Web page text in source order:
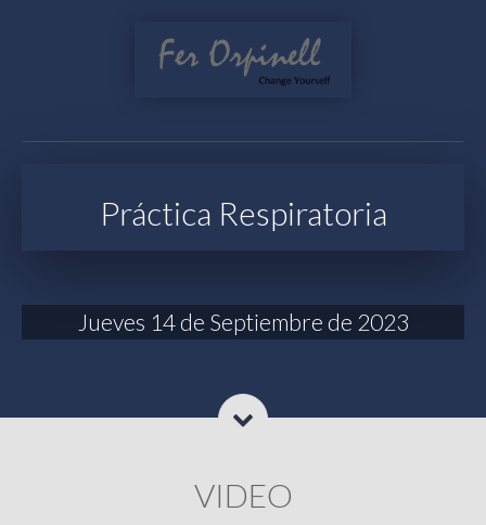
Práctica Respiratoria
Jueves 14 de Septiembre de 2023
VIDEO